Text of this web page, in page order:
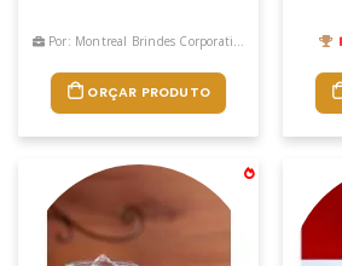
Por: Montreal Brindes Corporativos
ORÇAR PRODUTO